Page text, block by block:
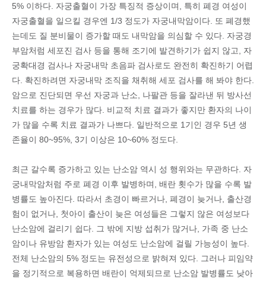
5% 이하다. 자궁출혈이 가장 특징적 증상이며, 특히 폐경 여성이
자궁출혈을 일으킬 경우엔 1/3 정도가 자궁내막암이다. 또 폐경했
는데도 질 분비물이 증가할 때도 내막암을 의심할 수 있다. 자궁경
부암처럼 세포진 검사 등을 통해 조기에 발견하기가 쉽지 않고, 자
궁확대경 검사나 자궁내막 초음파 검사로도 완전히 확진하기 어렵
다. 확진하려면 자궁내막 조직을 채취해 세포 검사를 해 봐야 한다.
암으로 진단되면 우선 자궁과 난소, 나팔관 등을 잘라낸 뒤 방사선
치료를 하는 경우가 많다. 비교적 치료 결과가 좋지만 환자의 나이
가 많을 수록 치료 결과가 나쁘다. 일반적으로 1기인 경우 5년 생
존율이 80~95%, 3기 이상은 10~60% 정도다.
최근 갈수록 증가하고 있는 난소암 역시 성 행위와는 무관하다. 자
궁내막암처럼 주로 폐경 이후 발병하며, 배란 횟수가 많을 수록 발
병률도 높아진다. 따라서 초경이 빠르거나, 폐경이 늦거나, 출산경
험이 없거나, 첫아이 출산이 늦은 여성들은 그렇지 않은 여성보다
난소암에 걸리기 쉽다. 그 밖에 지방 섭취가 많거나, 가족 중 난소
암이나 유방암 환자가 있는 여성도 난소암에 걸릴 가능성이 높다.
전체 난소암의 5% 정도는 유전성으로 밝혀져 있다. 그러나 피임약
을 정기적으로 복용하면 배란이 억제되므로 난소암 발병률도 낮아